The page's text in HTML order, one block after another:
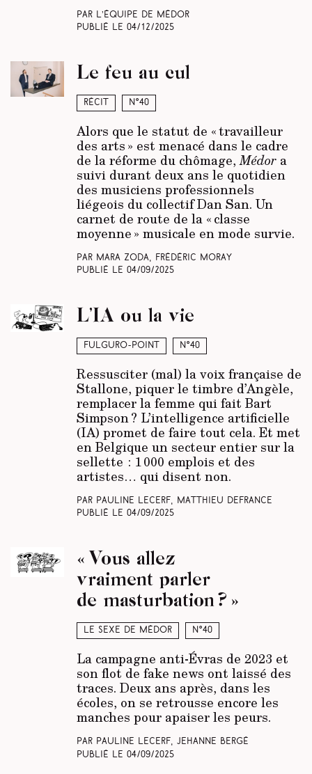
Par L’équipe de Médor
Publié le 04/12/2025
Récit N°40
Le feu au cul
Alors que le statut de « travailleur
des arts » est menacé dans le cadre
de la réforme du chômage,Médora
suivi durant deux ans le quotidien
des musiciens professionnels
liégeois du collectif Dan San. Un
carnet de route de la « classe
moyenne » musicale en mode survie.
Par Mara Zoda, Frédéric Moray
Publié le 04/09/2025
Fulguro-Point N°40
L’IA ou la vie
Ressusciter (mal) la voix française de
Stallone, piquer le timbre d’Angèle,
remplacer la femme qui fait Bart
Simpson ? L’intelligence artificielle
(IA) promet de faire tout cela. Et met
en Belgique un secteur entier sur la
sellette : 1 000 emplois et des
artistes… qui disent non.
Par Pauline Lecerf, Matthieu Defrance
Publié le 04/09/2025
Le sexe de Médor N°40
« Vous allez
vraiment parler
de masturbation ? »
La campagne anti-Évras de 2023 et
son flot de fake news ont laissé des
traces. Deux ans après, dans les
écoles, on se retrousse encore les
manches pour apaiser les peurs.
Par Pauline Lecerf, Jehanne Bergé
Publié le 04/09/2025